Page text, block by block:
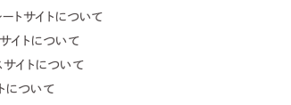
トサイトについて
イトについて
イトについて
について